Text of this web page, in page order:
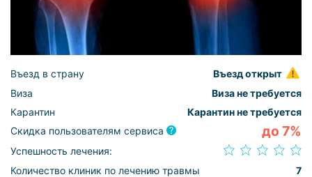
Въезд в страну
Въезд открыт
Виза
Виза не требуется
Карантин
Карантин не требуется
Скидка пользователям сервиса
до 7%
Успешность лечения:
Количество клиник по лечению травмы
7